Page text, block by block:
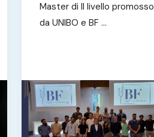
Master di II livello promosso
da UNIBO e BF ...